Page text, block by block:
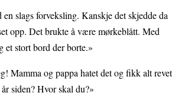
en slags forveksling. Kanskje det skjedde da
opp. Det brukte å være mørkeblått. Med
et stort bord der borte.»
Mamma og pappa hatet det og fikk alt revet
siden? Hvor skal du?»